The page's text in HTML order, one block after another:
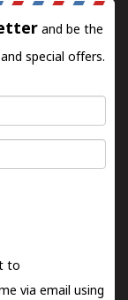
and be the
special offers.
to
via email using